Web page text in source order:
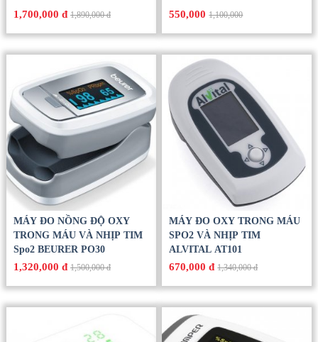
1,700,000 đ 1,890,000 đ 550,0001,100,000
MÁY ĐO NỒNG ĐỘ OXY
TRONG MÁU VÀ NHỊP TIM
Spo2 BEURER PO30
1,320,000 đ 1,500,000 đ
MÁY ĐO OXY TRONG MÁU
SPO2 VÀ NHỊP TIM
ALVITAL AT101
670,000 đ 1,340,000 đ